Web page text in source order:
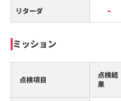
リターダ -
ミッション
点検項目
点検結
果